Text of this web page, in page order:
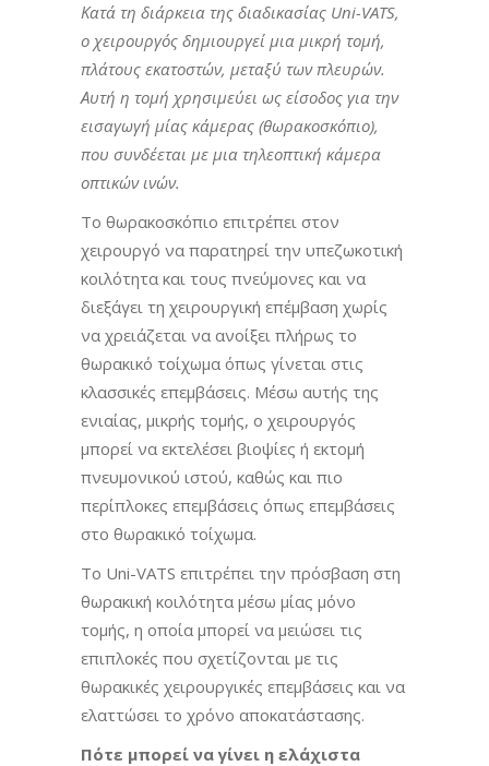
Κατά τη διάρκεια της διαδικασίας Uni-VATS,
ο χειρουργός δημιουργεί μια μικρή τομή,
πλάτους εκατοστών, μεταξύ των πλευρών.
Αυτή η τομή χρησιμεύει ως είσοδος για την
εισαγωγή μίας κάμερας (θωρακοσκόπιο),
που συνδέεται με μια τηλεοπτική κάμερα
οπτικών ινών.
Το θωρακοσκόπιο επιτρέπει στον
χειρουργό να παρατηρεί την υπεζωκοτική
κοιλότητα και τους πνεύμονες και να
διεξάγει τη χειρουργική επέμβαση χωρίς
να χρειάζεται να ανοίξει πλήρως το
θωρακικό τοίχωμα όπως γίνεται στις
κλασσικές επεμβάσεις. Μέσω αυτής της
ενιαίας, μικρής τομής, ο χειρουργός
μπορεί να εκτελέσει βιοψίες ή εκτομή
πνευμονικού ιστού, καθώς και πιο
περίπλοκες επεμβάσεις όπως επεμβάσεις
στο θωρακικό τοίχωμα.
Το Uni-VATS επιτρέπει την πρόσβαση στη
θωρακική κοιλότητα μέσω μίας μόνο
τομής, η οποία μπορεί να μειώσει τις
επιπλοκές που σχετίζονται με τις
θωρακικές χειρουργικές επεμβάσεις και να
ελαττώσει το χρόνο αποκατάστασης.
Πότε μπορεί να γίνει η ελάχιστα